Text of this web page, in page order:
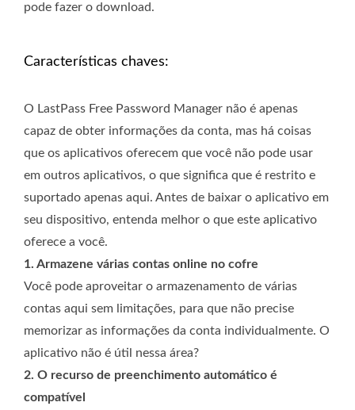
pode fazer o download.
Características chaves:
O LastPass Free Password Manager não é apenas
capaz de obter informações da conta, mas há coisas
que os aplicativos oferecem que você não pode usar
em outros aplicativos, o que significa que é restrito e
suportado apenas aqui. Antes de baixar o aplicativo em
seu dispositivo, entenda melhor o que este aplicativo
oferece a você.
1. Armazene várias contas online no cofre
Você pode aproveitar o armazenamento de várias
contas aqui sem limitações, para que não precise
memorizar as informações da conta individualmente. O
aplicativo não é útil nessa área?
2. O recurso de preenchimento automático é
compatível